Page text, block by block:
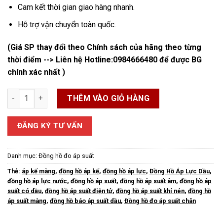
Cam kết thời gian giao hàng nhanh.
Hỗ trợ vận chuyển toàn quốc.
(Giá SP thay đổi theo Chính sách của hãng theo từng
thời điểm --> Liên hệ Hotline:0984666480 để được BG
chính xác nhất )
Đồng Hồ Đo Áp Suất Chân Không số lượng
THÊM VÀO GIỎ HÀNG
ĐĂNG KÝ TƯ VẤN
Danh mục: Đồng hồ đo áp suất
Thẻ: áp kế màng, đồng hồ áp kế, đồng hồ áp lực, Đồng Hồ Áp Lực Dầu,
đồng hồ áp lực nước, đồng hồ áp suất, đồng hồ áp suất âm, đồng hồ áp
suất có dầu, đồng hồ áp suất điện tử, đồng hồ áp suất khí nén, đồng hồ
áp suất màng, đồng hồ báo áp suất dầu, Đồng hồ đo áp suất chân